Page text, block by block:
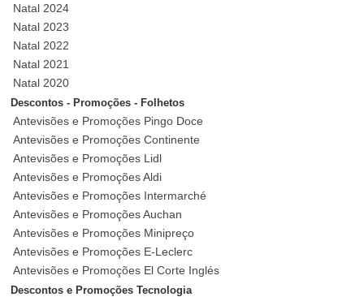
Natal 2024
Natal 2023
Natal 2022
Natal 2021
Natal 2020
Descontos - Promoções - Folhetos
Antevisões e Promoções Pingo Doce
Antevisões e Promoções Continente
Antevisões e Promoções Lidl
Antevisões e Promoções Aldi
Antevisões e Promoções Intermarché
Antevisões e Promoções Auchan
Antevisões e Promoções Minipreço
Antevisões e Promoções E-Leclerc
Antevisões e Promoções El Corte Inglés
Descontos e Promoções Tecnologia